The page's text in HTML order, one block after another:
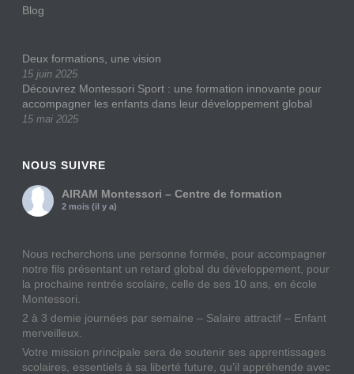
Blog
Deux formations, une vision
15 juin 2025
Découvrez Montessori Sport : une formation innovante pour
accompagner les enfants dans leur développement global
15 mai 2025
NOUS SUIVRE
AIRAM Montessori – Centre de formation
2 mois (il y a)
Nous recherchons une personne formée, pour accompagner
notre fils présentant un retard global du développement, pour
la prochaine rentrée scolaire, celle de ses 10 ans, en école
Montessori.
2 à 3 demie journées par semaine – Salaire attractif – Enfant
merveilleux.
Votre mission principale sera de soutenir ses apprentissages
scolaires, essentiels à sa liberté future, qu’il appréhende avec